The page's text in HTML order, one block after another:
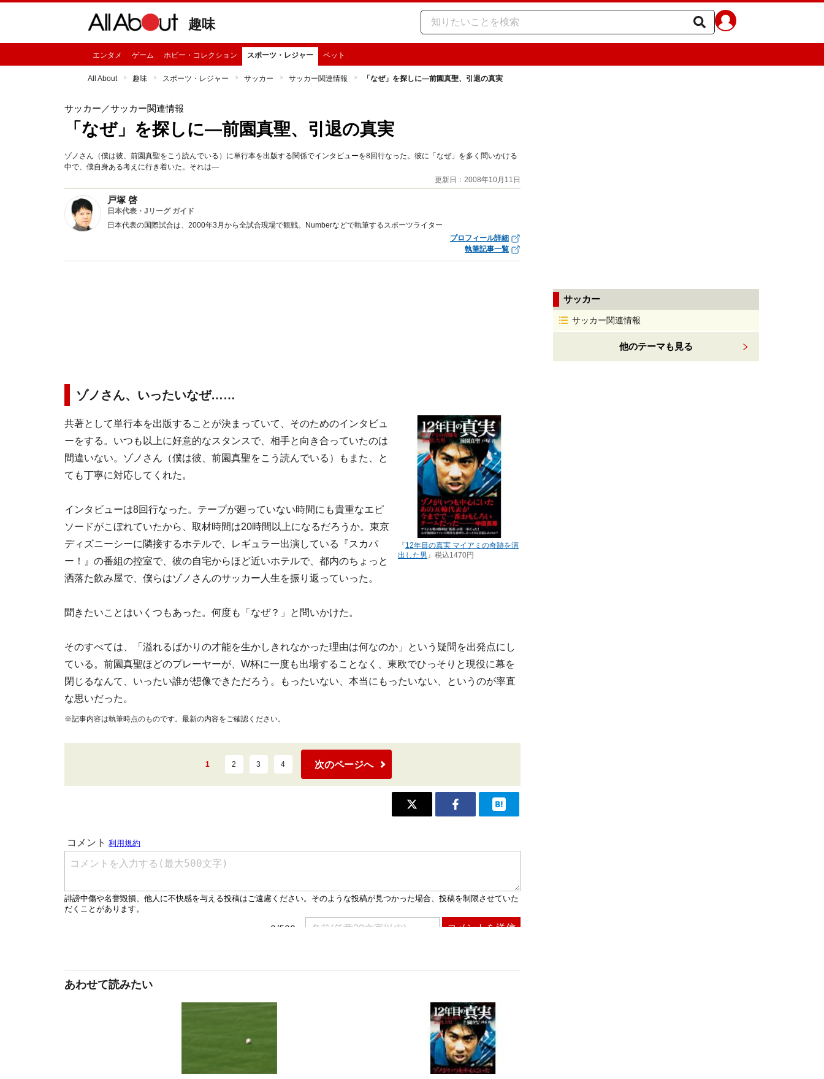
趣味
エンタメ ゲーム ホビー・コレクション スポーツ・レジャー ペット
All About 趣味 スポーツ・レジャー サッカー サッカー関連情報 「なぜ」を探しに―前園真聖、引退の真実
サッカー ／サッカー関連情報
「なぜ」を探しに―前園真聖、引退の真実
ゾノさん（僕は彼、前園真聖をこう読んでいる）に単行本を出版する関係でインタビューを8回行なった。彼に「なぜ」を多く問いかける
中で、僕自身ある考えに行き着いた。それは―
更新日：2008年10月11日
戸塚 啓
日本代表・Jリーグ ガイド
日本代表の国際試合は、2000年3月から全試合現場で観戦。Numberなどで執筆するスポーツライター
プロフィール詳細
執筆記事一覧
ゾノさん、いったいなぜ……
『12年目の真実 マイアミの奇跡を演
出した男 』税込1470円
共著として単行本を出版することが決まっていて、そのためのインタビュ
ーをする。いつも以上に好意的なスタンスで、相手と向き合っていたのは
間違いない。ゾノさん（僕は彼、前園真聖をこう読んでいる）もまた、と
ても丁寧に対応してくれた。
インタビューは8回行なった。テープが廻っていない時間にも貴重なエピ
ソードがこぼれていたから、取材時間は20時間以上になるだろうか。東京
ディズニーシーに隣接するホテルで、レギュラー出演している『スカパ
ー！』の番組の控室で、彼の自宅からほど近いホテルで、都内のちょっと
洒落た飲み屋で、僕らはゾノさんのサッカー人生を振り返っていった。
聞きたいことはいくつもあった。何度も「なぜ？」と問いかけた。
そのすべては、「溢れるばかりの才能を生かしきれなかった理由は何なのか」という疑問を出発点にし
ている。前園真聖ほどのプレーヤーが、W杯に一度も出場することなく、東欧でひっそりと現役に幕を
閉じるなんて、いったい誰が想像できただろう。もったいない、本当にもったいない、というのが率直
な思いだった。
※記事内容は執筆時点のものです。最新の内容をご確認ください。
1 2 3 4 次のページへ
あわせて読みたい
サッカー
サッカー関連情報
他のテーマも見る